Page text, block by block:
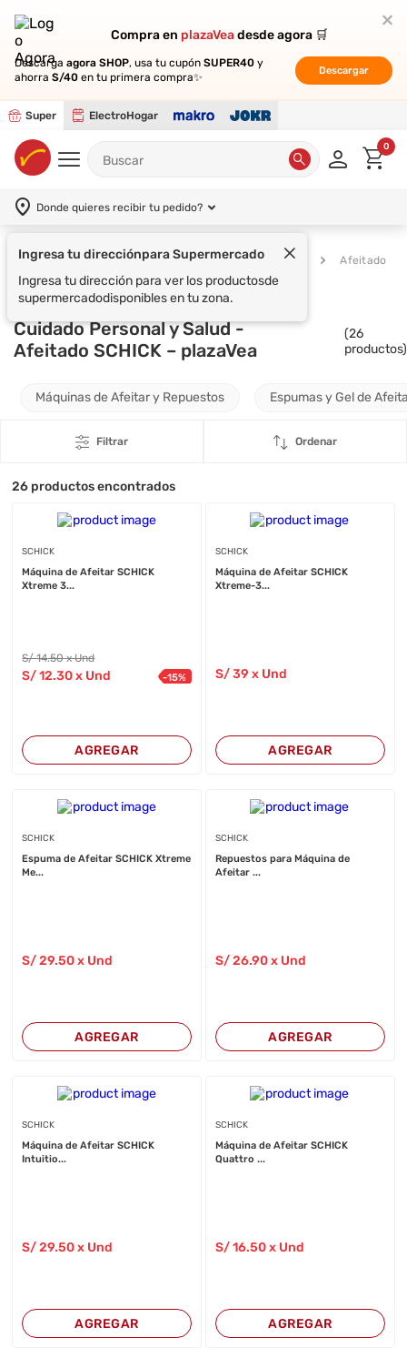
Compra en plazaVeadesde agora 🛒
Descarga agora SHOP, usa tu cupón SUPER40 y
ahorra S/40 en tu primera compra✨
Descargar
Super ElectroHogar
Compra en plazaVeadesde agora 🛒
Descarga agora SHOP, usa tu cupón SUPER40 y
ahorra S/40 en tu primera compra✨
Descargar
0
Donde quieres recibir tu pedido?
Ingresa tu direcciónpara Supermercado
Ingresa tu dirección para ver los productosde
supermercadodisponibles en tu zona.
Supermercado Cuidado Personal y Salud Afeitado
Cuidado Personal y Salud -
Afeitado SCHICK – plazaVea
(26
productos)
Máquinas de Afeitar y Repuestos Espumas y Gel de
Filtrar Ordenar
26 productos encontrados
SCHICK
Máquina de Afeitar SCHICK
Xtreme 3...
S/14.50 x Und
S/12.30 x Und -15%
AGREGAR
SCHICK
Máquina de Afeitar SCHICK
Xtreme-3...
S/39 x Und
AGREGAR
SCHICK
Espuma de Afeitar SCHICK Xtreme
Me...
S/29.50 x Und
AGREGAR
SCHICK
Repuestos para Máquina de
Afeitar ...
S/26.90x Und
AGREGAR
SCHICK
Máquina de Afeitar SCHICK
Intuitio...
S/29.50 x Und
AGREGAR
SCHICK
Máquina de Afeitar SCHICK
Quattro ...
S/16.50x Und
AGREGAR